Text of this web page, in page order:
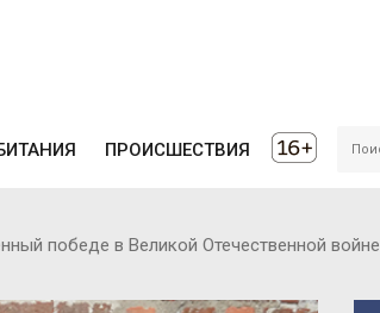
ПРОИСШЕСТВИЯ
победе в Великой Отечественной войне